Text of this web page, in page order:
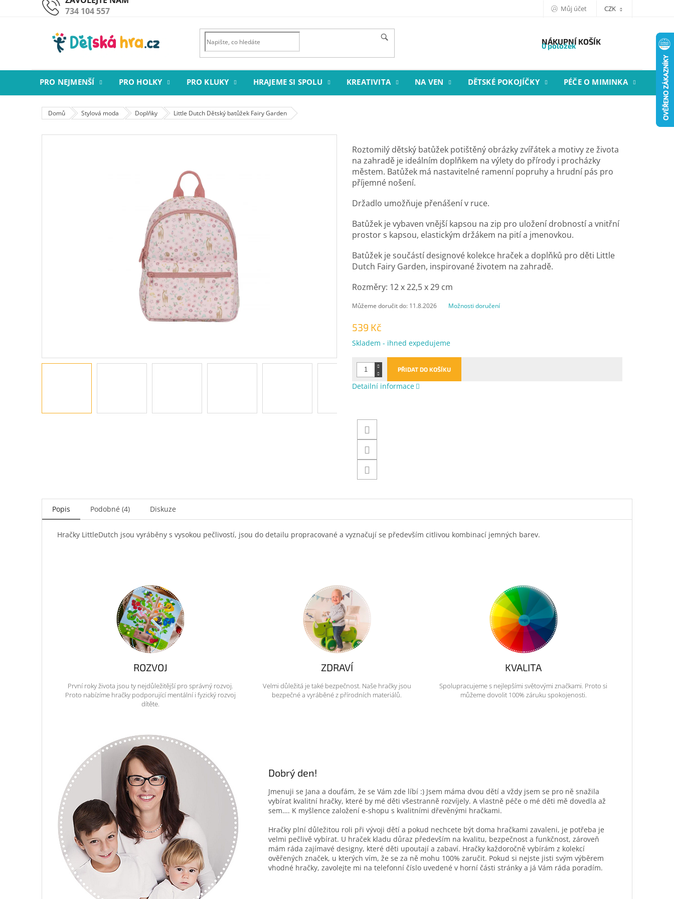
734 104 557 Můj účet CZK
NÁKUPNÍ KOŠÍK
0 položek
PRO NEJMENŠÍ PRO HOLKY PRO KLUKY HRAJEME SI SPOLU KREATIVITA NA VEN DĚTSKÉ POKOJÍČKY PÉČE O MIMINKA
Domů Stylová moda Doplňky Little Dutch Dětský batůžek Fairy Garden
539 Kč
Měrná
Skladem - ihned expedujeme
Můžeme doručit do: 11.8.2026 Možnosti doručení
PŘIDAT DO KOŠÍKU
Roztomilý dětský batůžek potištěný obrázky zvířátek a motivy ze života
na zahradě je ideálním doplňkem na výlety do přírody i procházky
městem. Batůžek má nastavitelné ramenní popruhy a hrudní pás pro
příjemné nošení.
Držadlo umožňuje přenášení v ruce.
Batůžek je vybaven vnější kapsou na zip pro uložení drobností a vnitřní
prostor s kapsou, elastickým držákem na pití a jmenovkou.
Batůžek je součástí designové kolekce hraček a doplňků pro děti Little
Dutch Fairy Garden, inspirované životem na zahradě.
Rozměry: 12 x 22,5 x 29 cm
Detailní informace
Popis Podobné (4) Diskuze
Hračky LittleDutch jsou vyráběny s vysokou pečlivostí, jsou do detailu propracované a vyznačují se především citlivou kombinací jemných barev.
ROZVOJ
První roky života jsou ty nejdůležitější pro správný rozvoj.
Proto nabízíme hračky podporující mentální i fyzický rozvoj
dítěte.
ZDRAVÍ
Velmi důležitá je také bezpečnost. Naše hračky jsou
bezpečné a vyráběné z přírodních materiálů.
KVALITA
Spolupracujeme s nejlepšími světovými značkami. Proto si
můžeme dovolit 100% záruku spokojenosti.
Dobrý den!
Jmenuji se Jana a doufám, že se Vám zde líbí :) Jsem máma dvou dětí a vždy jsem se pro ně snažila
vybírat kvalitní hračky, které by mé děti všestranně rozvíjely. A vlastně péče o mé děti mě dovedla až
sem…. K myšlence založení e-shopu s kvalitními dřevěnými hračkami.
Hračky plní důležitou roli při vývoji dětí a pokud nechcete být doma hračkami zavaleni, je potřeba je
velmi pečlivě vybírat. U hraček kladu důraz především na kvalitu, bezpečnost a funkčnost, zároveň
mám ráda zajímavé designy, které děti upoutají a zabaví. Hračky každoročně vybírám z kolekcí
ověřených značek, u kterých vím, že se za ně mohu 100% zaručit. Pokud si nejste jisti svým výběrem
vhodné hračky, zavolejte mi na telefonní číslo uvedené v horní části stránky a já Vám ráda poradím.